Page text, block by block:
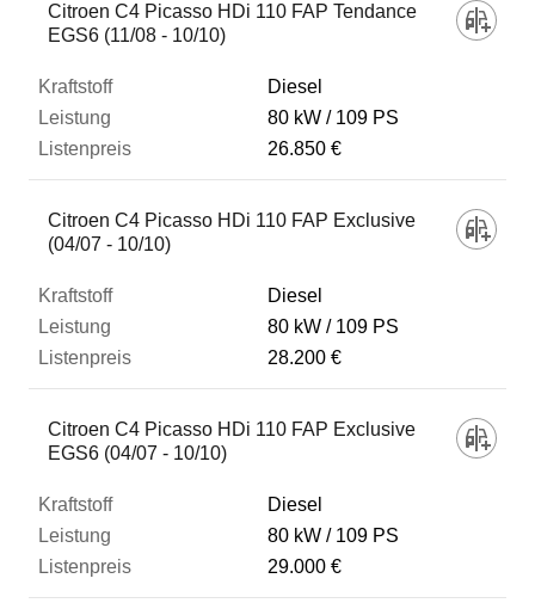
Citroen C4 Picasso HDi 110 FAP Tendance
EGS6 (11/08 - 10/10)
Diesel
80 kW
109 PS
26.850 €
Citroen C4 Picasso HDi 110 FAP Exclusive
(04/07 - 10/10)
Diesel
80 kW
109 PS
28.200 €
Citroen C4 Picasso HDi 110 FAP Exclusive
EGS6 (04/07 - 10/10)
Diesel
80 kW
109 PS
29.000 €